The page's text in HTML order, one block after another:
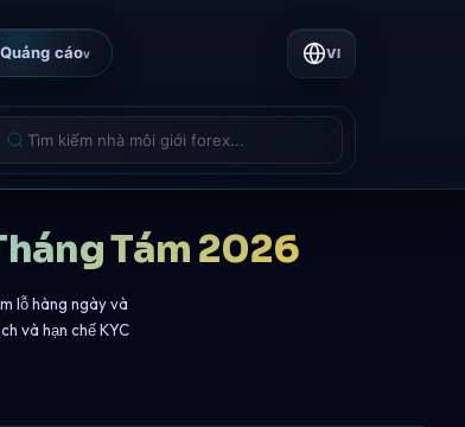
Quảng cáov VI
Tám 2026
lỗ hàng ngày và
và hạn chế KYC